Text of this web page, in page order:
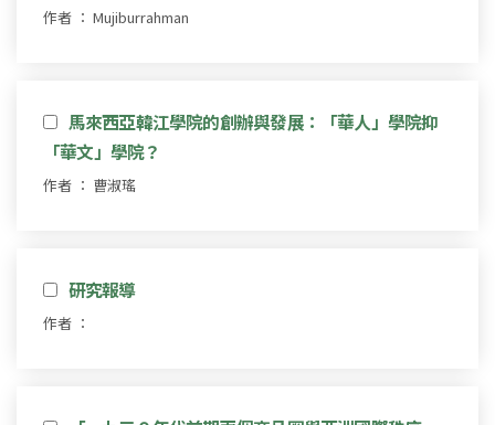
作者 ： Mujiburrahman
馬來西亞韓江學院的創辦與發展：「華人」學院抑
「華文」學院？
作者 ： 曹淑瑤
研究報導
作者 ：